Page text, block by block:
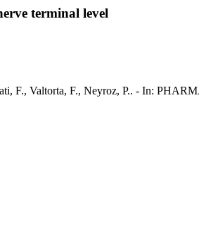
terminal level
F., Valtorta, F., Neyroz, P.. - In: